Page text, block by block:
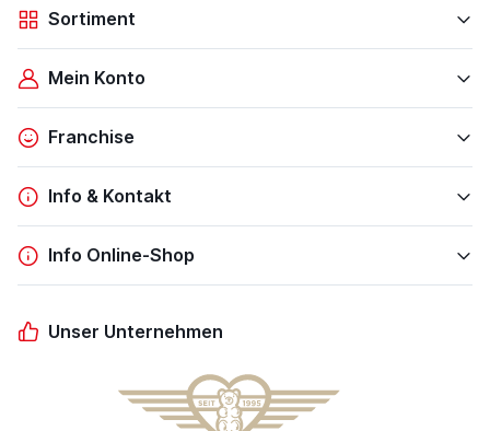
Sortiment
Mein Konto
Franchise
Info & Kontakt
Info Online-Shop
Unser Unternehmen